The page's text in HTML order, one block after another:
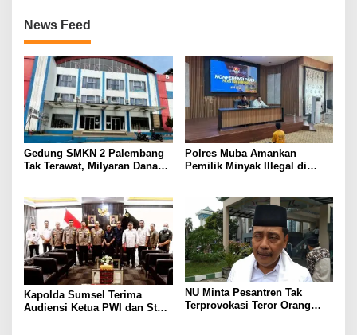
News Feed
Gedung SMKN 2 Palembang
Tak Terawat, Milyaran Dana
Polres Muba Amankan
Pemilik Minyak Illegal di
Kapolda Sumsel Terima
Audiensi Ketua PWI dan Staf,
NU Minta Pesantren Tak
Terprovokasi Teror Orang